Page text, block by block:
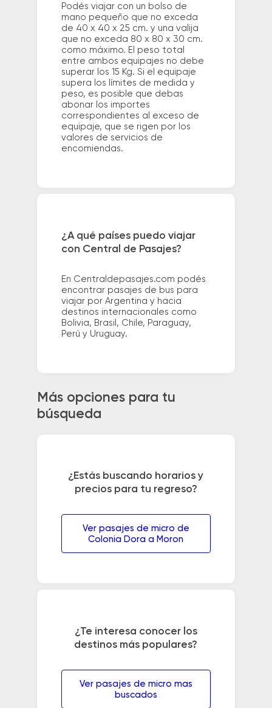
Podés viajar con un bolso de
mano pequeño que no exceda
de 40 x 40 x 25 cm. y una valija
que no exceda 80 x 80 x 30 cm.
como máximo. El peso total
entre ambos equipajes no debe
superar los 15 Kg. Si el equipaje
supera los límites de medida y
peso, es posible que debas
abonar los importes
correspondientes al exceso de
equipaje, que se rigen por los
valores de servicios de
encomiendas.
¿A qué países puedo viajar
con Central de Pasajes?
En Centraldepasajes.com podés
encontrar pasajes de bus para
viajar por Argentina y hacia
destinos internacionales como
Bolivia, Brasil, Chile, Paraguay,
Perú y Uruguay.
Más opciones para tu
búsqueda
¿Estás buscando horarios y
precios para tu regreso?
Ver pasajes de micro de
Colonia Dora a Moron
¿Te interesa conocer los
destinos más populares?
Ver pasajes de micro mas
buscados